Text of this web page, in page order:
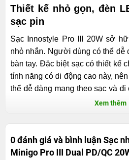
Thiết kế nhỏ gọn, đèn
sạc pin
Sạc Innostyle Pro III 20W sở
nhỏ nhắn. Người dùng có thể dễ
bàn tay. Đặc biệt sạc có thiết kế
tính năng có di động cao này,
thể dễ dàng mang theo sạc và di
bất kỳ lúc nào mà vẫn vô cùng
như ngoại hình không hề thua
cùng nhà hay thậm chí còn
suất tới 20W. Bao quanh sạc là
Xem thêm
0 đánh giá và bình luậnSạc
Minigo Pro III Dual PD/QC